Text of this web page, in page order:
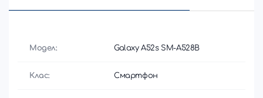
Модел: Galaxy A52s SM-A528B
Клас: Смартфон